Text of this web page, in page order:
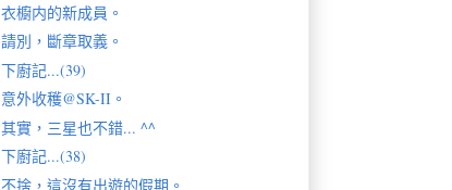
衣櫥内的新成員。
請別，斷章取義。
下廚記...(39)
意外收穫@SK-II。
其實，三星也不錯... ^^
下廚記...(38)
不捨，這沒有出遊的假期。